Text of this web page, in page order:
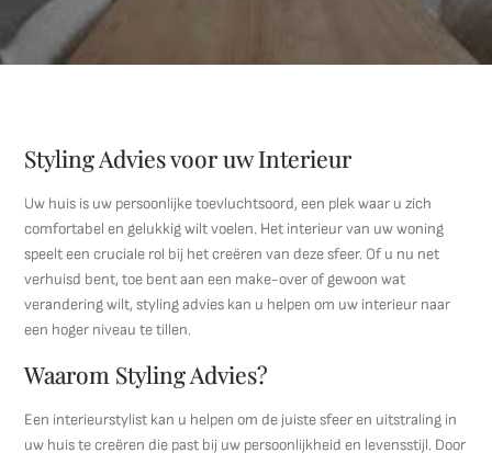
Styling Advies voor uw Interieur
Uw huis is uw persoonlijke toevluchtsoord, een plek waar u zich
comfortabel en gelukkig wilt voelen. Het interieur van uw woning
speelt een cruciale rol bij het creëren van deze sfeer. Of u nu net
verhuisd bent, toe bent aan een make-over of gewoon wat
verandering wilt, styling advies kan u helpen om uw interieur naar
een hoger niveau te tillen.
Waarom Styling Advies?
Een interieurstylist kan u helpen om de juiste sfeer en uitstraling in
uw huis te creëren die past bij uw persoonlijkheid en levensstijl. Door